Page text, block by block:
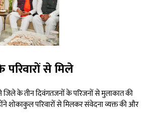
से मिले
जिले के तीन दिवंगतजनों के परिजनों से मुलाकात की
शोकाकुल परिवारों से मिलकर संवेदना व्यक्त की और